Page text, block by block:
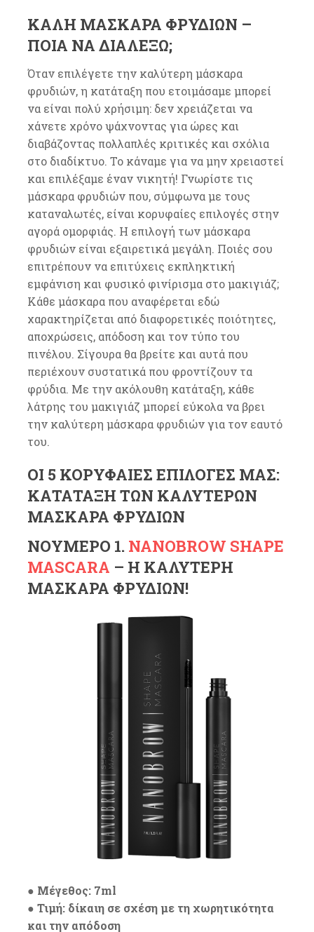
ΚΑΛΉ ΜΆΣΚΑΡΑ ΦΡΥΔΙΏΝ –
ΠΟΙΑ ΝΑ ΔΙΑΛΈΞΩ;
Όταν επιλέγετε την καλύτερη μάσκαρα
φρυδιών, η κατάταξη που ετοιμάσαμε μπορεί
να είναι πολύ χρήσιμη: δεν χρειάζεται να
χάνετε χρόνο ψάχνοντας για ώρες και
διαβάζοντας πολλαπλές κριτικές και σχόλια
στο διαδίκτυο. Το κάναμε για να μην χρειαστεί
και επιλέξαμε έναν νικητή! Γνωρίστε τις
μάσκαρα φρυδιών που, σύμφωνα με τους
καταναλωτές, είναι κορυφαίες επιλογές στην
αγορά ομορφιάς. Η επιλογή των μάσκαρα
φρυδιών είναι εξαιρετικά μεγάλη. Ποιές σου
επιτρέπουν να επιτύχεις εκπληκτική
εμφάνιση και φυσικό φινίρισμα στο μακιγιάζ;
Κάθε μάσκαρα που αναφέρεται εδώ
χαρακτηρίζεται από διαφορετικές ποιότητες,
αποχρώσεις, απόδοση και τον τύπο του
πινέλου. Σίγουρα θα βρείτε και αυτά που
περιέχουν συστατικά που φροντίζουν τα
φρύδια. Με την ακόλουθη κατάταξη, κάθε
λάτρης του μακιγιάζ μπορεί εύκολα να βρει
την καλύτερη μάσκαρα φρυδιών για τον εαυτό
του.
ΟΙ 5 ΚΟΡΥΦΑΊΕΣ ΕΠΙΛΟΓΈΣ ΜΑΣ:
ΚΑΤΆΤΑΞΗ ΤΩΝ ΚΑΛΎΤΕΡΩΝ
ΜΆΣΚΑΡΑ ΦΡΥΔΙΏΝ
ΝΟΎΜΕΡΟ 1. NANOBROW SHAPE
MASCARA – Η ΚΑΛΎΤΕΡΗ
ΜΆΣΚΑΡΑ ΦΡΥΔΙΏΝ!
● Μέγεθος: 7ml
● Τιμή: δίκαιη σε σχέση με τη χωρητικότητα
και την απόδοση